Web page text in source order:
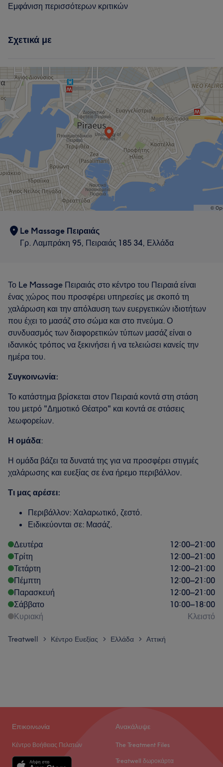
Εμφάνιση περισσότερων κριτικών
Σχετικά με
Le Massage Πειραιάς
Γρ. Λαμπράκη 95, Πειραιάς 185 34, Ελλάδα
Το Le Massage Πειραιάς στο κέντρο του Πειραιά είναι
ένας χώρος που προσφέρει υπηρεσίες με σκοπό τη
χαλάρωση και την απόλαυση των ευεργετικών ιδιοτήτων
που έχει το μασάζ στο σώμα και στο πνεύμα. Ο
συνδυασμός των διαφορετικών τύπων μασάζ είναι ο
ιδανικός τρόπος να ξεκινήσει ή να τελειώσει κανείς την
ημέρα του.
Συγκοινωνία:
Το κατάστημα βρίσκεται στον Πειραιά κοντά στη στάση
του μετρό "Δημοτικό Θέατρο" και κοντά σε στάσεις
λεωφορείων.
Η ομάδα:
Η ομάδα βάζει τα δυνατά της για να προσφέρει στιγμές
χαλάρωσης και ευεξίας σε ένα ήρεμο περιβάλλον.
Τι μας αρέσει:
Περιβάλλον: Χαλαρωτικό, ζεστό.
Ειδικεύονται σε: Μασάζ.
Δευτέρα
12:00–21:00
Τρίτη
12:00–21:00
Τετάρτη
12:00–21:00
Πέμπτη
12:00–21:00
Παρασκευή
12:00–21:00
Σάββατο
10:00–18:00
Κυριακή
Κλειστό
Treatwell > Κέντρο Ευεξίας > Ελλάδα > Αττική
Επικοινωνία
Κέντρο Βοήθειας Πελατών
Ανακάλυψε
The Treatment Files
Treatwell δωροκάρτα